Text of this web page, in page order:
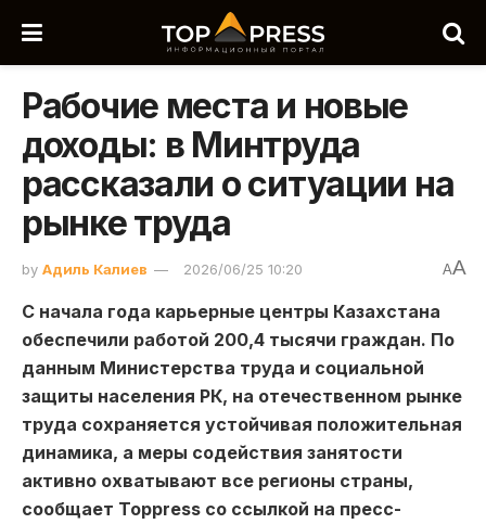
Рабочие места и новые
доходы: в Минтруда
рассказали о ситуации на
рынке труда
by Адиль Калиев 2026/06/25 10:20 AA
С начала года карьерные центры Казахстана
обеспечили работой 200,4 тысячи граждан. По
данным Министерства труда и социальной
защиты населения РК, на отечественном рынке
труда сохраняется устойчивая положительная
динамика, а меры содействия занятости
активно охватывают все регионы страны,
сообщает Toppress со ссылкой на пресс-